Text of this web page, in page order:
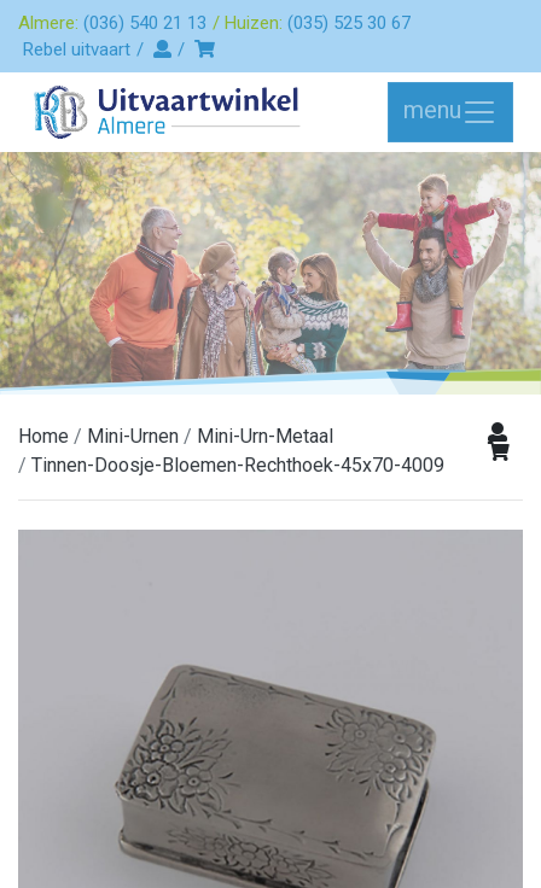
Almere: (036) 540 21 13 Huizen: (035) 525 30 67
Rebel uitvaart
menu
Home Mini-Urnen
Mini-Urn-Metaal
Tinnen-Doosje-Bloemen-Rechthoek-45x70-4009